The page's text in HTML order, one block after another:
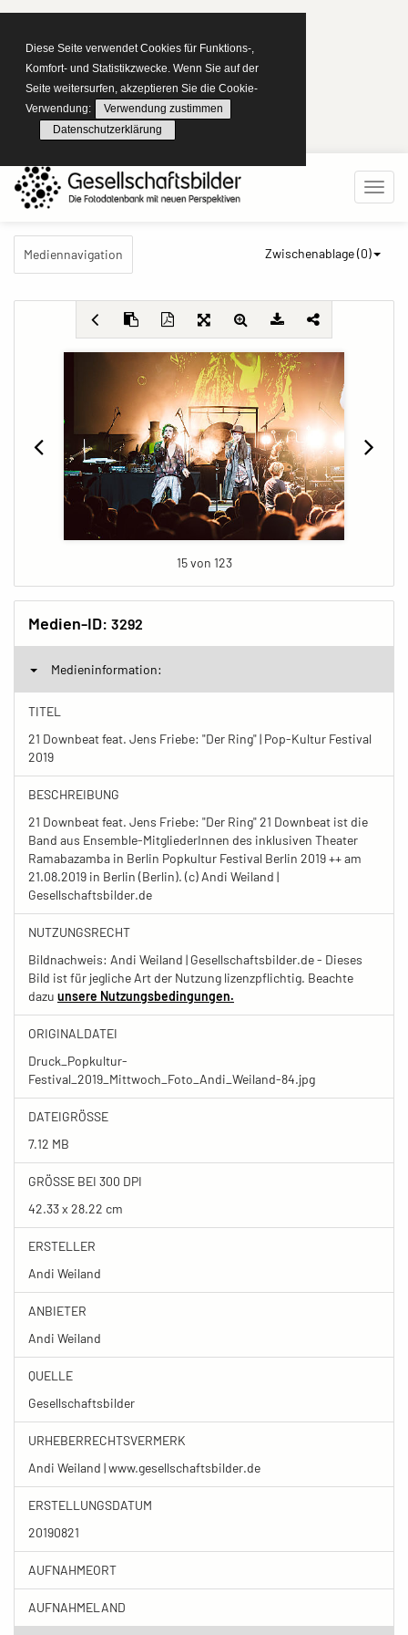
Diese Seite verwendet Cookies für Funktions-,
Komfort- und Statistikzwecke. Wenn Sie auf der
Seite weitersurfen, akzeptieren Sie die Cookie-
Verwendung:
Verwendung zustimmen
Datenschutzerklärung
Mediennavigation Zwischenablage (0)
15 von 123
Medien-ID: 3292
Medieninformation:
TITEL
21 Downbeat feat. Jens Friebe: "Der Ring" | Pop-Kultur Festival
2019
BESCHREIBUNG
21 Downbeat feat. Jens Friebe: "Der Ring" 21 Downbeat ist die
Band aus Ensemble-MitgliederInnen des inklusiven Theater
Ramabazamba in Berlin Popkultur Festival Berlin 2019 ++ am
21.08.2019 in Berlin (Berlin). (c) Andi Weiland |
Gesellschaftsbilder.de
NUTZUNGSRECHT
Bildnachweis: Andi Weiland | Gesellschaftsbilder.de - Dieses
Bild ist für jegliche Art der Nutzung lizenzpflichtig. Beachte
dazu unsere Nutzungsbedingungen.
ORIGINALDATEI
Druck_Popkultur-
Festival_2019_Mittwoch_Foto_Andi_Weiland-84.jpg
DATEIGRÖSSE
7.12 MB
GRÖSSE BEI 300 DPI
42.33 x 28.22 cm
ERSTELLER
Andi Weiland
ANBIETER
Andi Weiland
QUELLE
Gesellschaftsbilder
URHEBERRECHTSVERMERK
Andi Weiland | www.gesellschaftsbilder.de
ERSTELLUNGSDATUM
20190821
AUFNAHMEORT
AUFNAHMELAND